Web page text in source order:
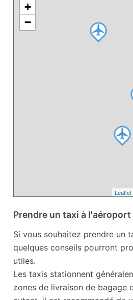
+
−
Leaflet
Prendre un taxi à l'aéroport
Si vous souhaitez prendre un
quelques conseils pourront
utiles.
Les taxis stationnent
zones de livraison de bagage